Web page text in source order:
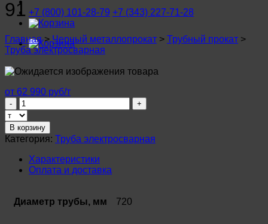
+7 (800) 101-28-79 +7 (343) 227-71-28
91
Главная >Черный металлопрокат > Трубный прокат >
Труба электросварная
от 62 990 руб/т
Количество
товара
Труба
электросварная
720х8,0мм
Ст3
ГОСТ
10704-
В корзину
Категория: Труба электросварная
Характеристики
Оплата и доставка
Диаметр трубы, мм 720